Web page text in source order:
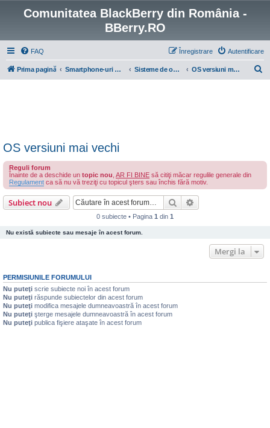
Comunitatea BlackBerry din România -
BBerry.RO
FAQ Autentificare
Înregistrare
Prima pagină Smartphone-uri BlackBerry cu OS 4-7 Sisteme de operare BlackBerry OS versiuni mai vechi
OS versiuni mai vechi
Reguli forum
Înainte de a deschide un topic nou AR FI BINE să citiţi măcar regulile generale din
Regulament ca să nu vă treziţi cu topicul şters sau închis fără motiv.
Subiect nou Căutare
0 subiecte • Pagina 1 din 1
Nu există subiecte sau mesaje în acest forum.
Mergi la
PERMISIUNILE FORUMULUI
Nu puteţi scrie subiecte noi în acest forum
Nu puteţi răspunde subiectelor din acest forum
Nu puteţi modifica mesajele dumneavoastră în acest forum
Nu puteţi şterge mesajele dumneavoastră în acest forum
Nu puteţi publica fişiere ataşate în acest forum